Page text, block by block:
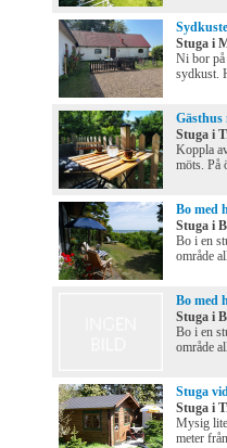
Stuga i
Ni bor på
sydkust.
Gästhus
Stuga i
Koppla
möts. På
Bo med
Stuga i
Bo i en
område
Bo med
Stuga i
Bo i en
område
Stuga
Stuga i
Mysig
meter